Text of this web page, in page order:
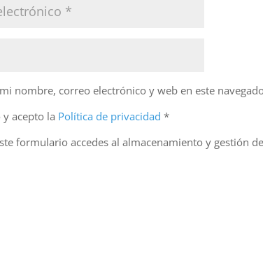
nombre, correo electrónico y web en este
y acepto la Política de privacidad*
formulario accedes al almacenamiento y gestión